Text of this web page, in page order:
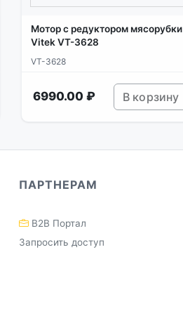
Мотор с редуктором мясорубки
Vitek VT-3628
VT-3628
6990.00 ₽ В корзину
ПАРТНЕРАМ
B2B Портал
Запросить доступ